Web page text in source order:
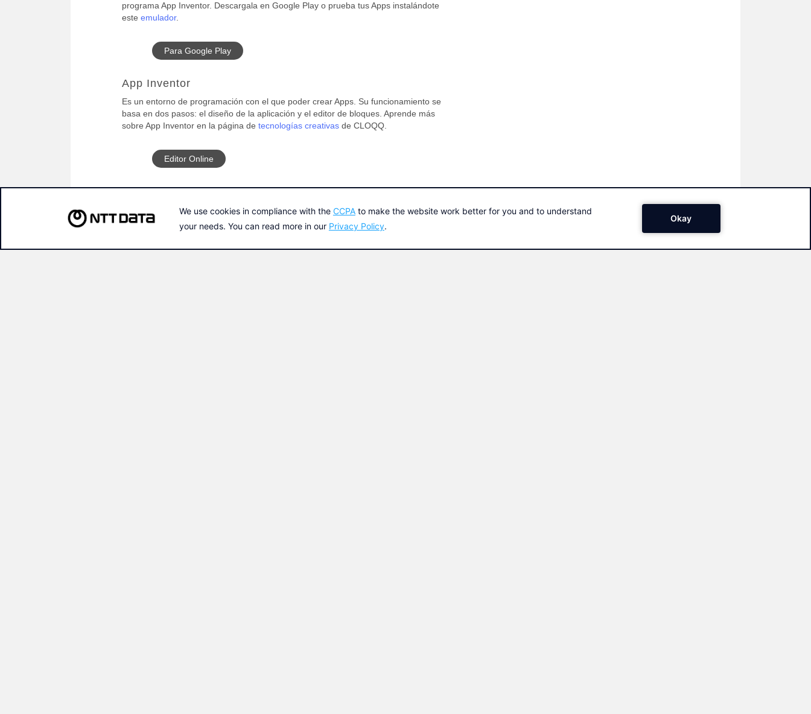
programa App Inventor. Descargala en Google Play o prueba tus Apps instalándote
este emulador.
Para Google Play
App Inventor
Es un entorno de programación con el que poder crear Apps. Su funcionamiento se
basa en dos pasos: el diseño de la aplicación y el editor de bloques. Aprende más
sobre App Inventor en la página de tecnologías creativas de CLOQQ.
Editor Online